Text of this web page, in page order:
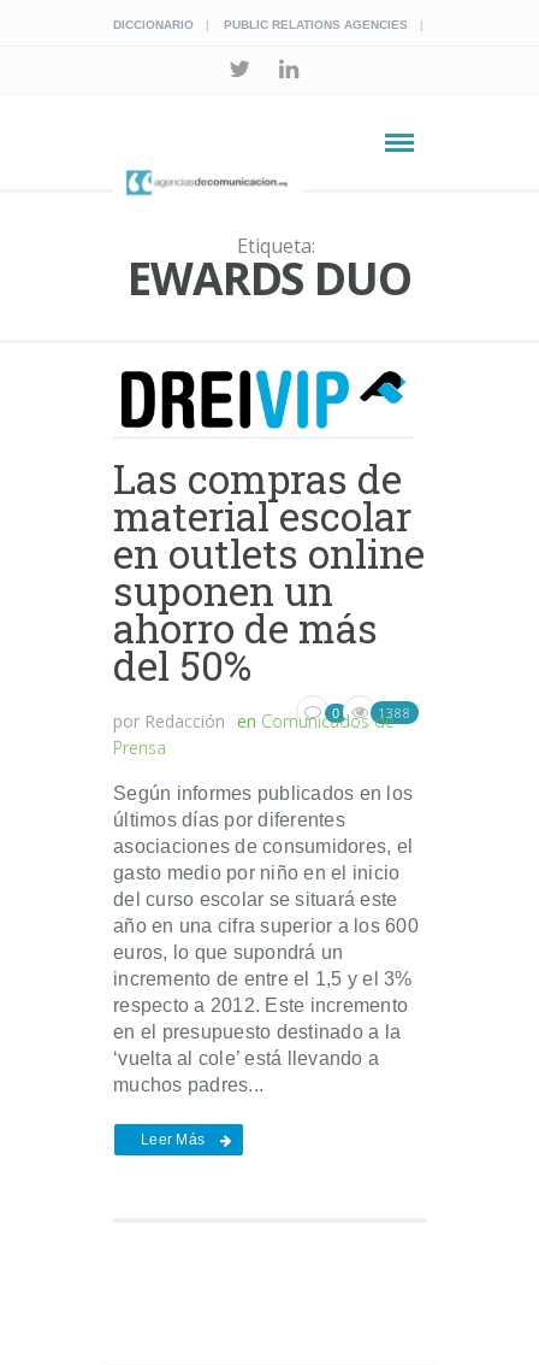
DICCIONARIO PUBLIC RELATIONS AGENCIES
Etiqueta:
EWARDS DUO
Las compras de
material escolar
en outlets online
suponen un
ahorro de más
del 50%
por Redacción en Comunicados de
Prensa
0 1388
Según informes publicados en los
últimos días por diferentes
asociaciones de consumidores, el
gasto medio por niño en el inicio
del curso escolar se situará este
año en una cifra superior a los 600
euros, lo que supondrá un
incremento de entre el 1,5 y el 3%
respecto a 2012. Este incremento
en el presupuesto destinado a la
‘vuelta al cole’ está llevando a
muchos padres...
Leer Más